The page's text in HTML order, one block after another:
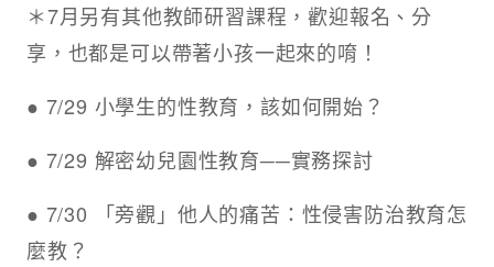
＊7月另有其他教師研習課程，歡迎報名、分
享，也都是可以帶著小孩一起來的唷！
● 7/29 小學生的性教育，該如何開始？
● 7/29 解密幼兒園性教育──實務探討
● 7/30 「旁觀」他人的痛苦：性侵害防治教育怎
麼教？